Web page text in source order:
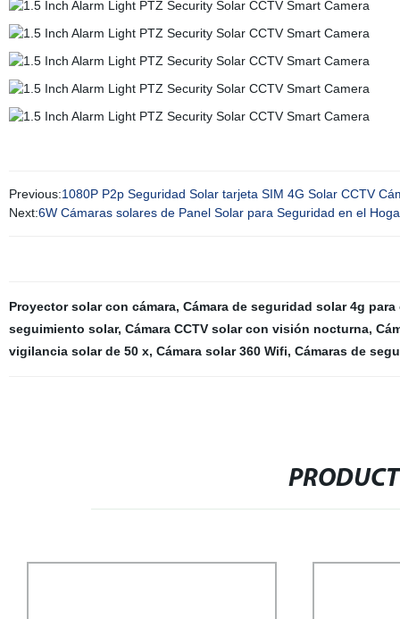
Previous:1080P P2p Seguridad Solar tarjeta SIM 4G Solar CCTV
Next:6W Cámaras solares de Panel Solar para Seguridad en el
Proyector solar con cámara, Cámara de seguridad solar 4g para
seguimiento solar, Cámara CCTV solar con visión nocturna,
vigilancia solar de 50 x, Cámara solar 360 Wifi, Cámaras de